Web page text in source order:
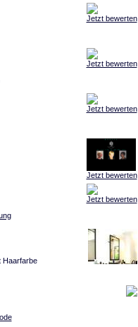
Jetzt bewerten
Jetzt bewerten
Jetzt bewerten
Jetzt bewerten
Jetzt bewerten